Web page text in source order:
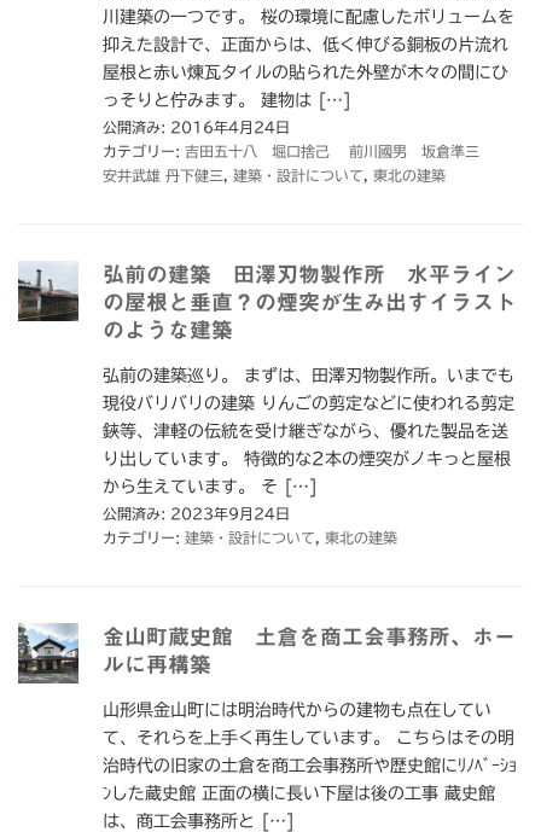
川建築の一つです。 桜の環境に配慮したボリュームを
抑えた設計で、正面からは、低く伸びる銅板の片流れ
屋根と赤い煉瓦タイルの貼られた外壁が木々の間にひ
っそりと佇みます。 建物は […]
公開済み: 2016年4月24日
カテゴリー: 吉田五十八 堀口捨己 前川國男 坂倉準三
安井武雄 丹下健三
建築・設計について 東北の建築
弘前の建築 田澤刃物製作所 水平ライン
の屋根と垂直？の煙突が生み出すイラスト
のような建築
弘前の建築巡り。 まずは、田澤刃物製作所。いまでも
現役バリバリの建築 りんごの剪定などに使われる剪定
鋏等、津軽の伝統を受け継ぎながら、優れた製品を送
り出しています。 特徴的な2本の煙突がノキっと屋根
から生えています。 そ […]
公開済み: 2023年9月24日
カテゴリー: 建築・設計について 東北の建築
金山町蔵史館 土倉を商工会事務所、ホー
ルに再構築
山形県金山町には明治時代からの建物も点在してい
て、それらを上手く再生しています。 こちらはその明
治時代の旧家の土倉を商工会事務所や歴史館にﾘﾉﾍﾞｰｼｮ
ﾝした蔵史館 正面の横に長い下屋は後の工事 蔵史館
は、商工会事務所と […]